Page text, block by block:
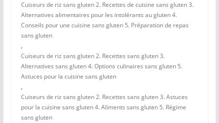
Cuiseurs de riz sans gluten 2. Recettes de cuisine sans gluten 3.
Alternatives alimentaires pour les intolérants au gluten 4.
Conseils pour une cuisine sans gluten 5. Préparation de repas
sans gluten
,
Cuiseurs de riz sans gluten 2. Recettes sans gluten 3.
Alternatives sans gluten 4. Options culinaires sans gluten 5.
Astuces pour la cuisine sans gluten
,
Cuiseurs de riz sans gluten 2. Recettes sans gluten 3. Astuces
pour la cuisine sans gluten 4. Aliments sans gluten 5. Régime
sans gluten